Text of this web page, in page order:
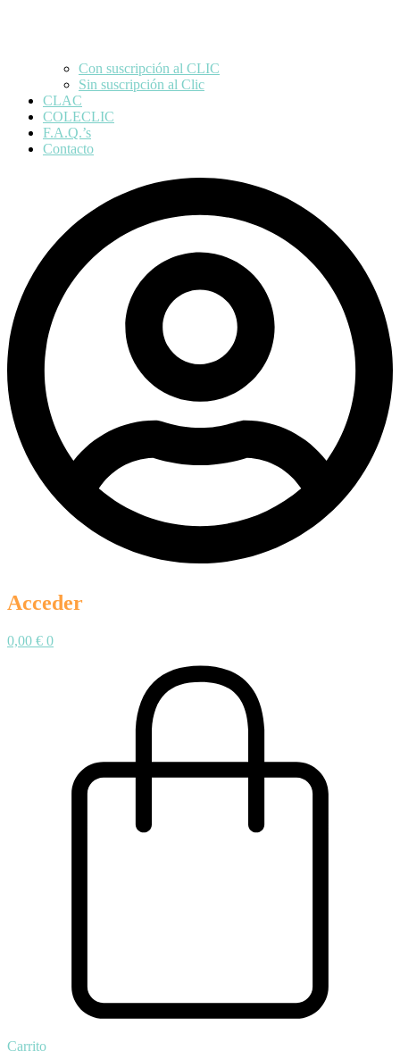
Con suscripción al CLIC
Sin suscripción al Clic
CLAC
COLECLIC
F.A.Q.’s
Contacto
Acceder
0,00 € 0
Carrito